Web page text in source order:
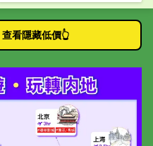
看隱藏低價👆